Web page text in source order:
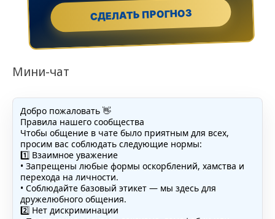
СДЕЛАТЬ ПРОГНОЗ
Мини-чат
Добро пожаловать 👋
Правила нашего сообщества
Чтобы общение в чате было приятным для всех,
просим вас соблюдать следующие нормы:
1️⃣ Взаимное уважение
• Запрещены любые формы оскорблений, хамства и
перехода на личности.
• Соблюдайте базовый этикет — мы здесь для
дружелюбного общения.
2️⃣ Нет дискриминации